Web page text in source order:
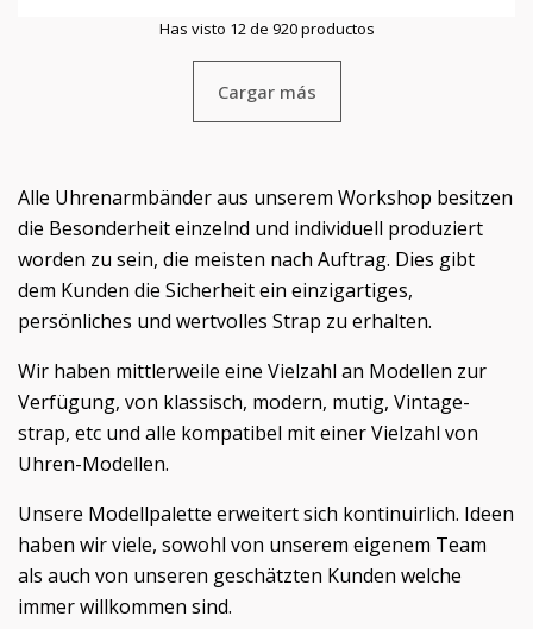
Has visto 12 de 920 productos
Cargar más
Alle Uhrenarmbänder aus unserem Workshop besitzen
die Besonderheit einzelnd und individuell produziert
worden zu sein, die meisten nach Auftrag. Dies gibt
dem Kunden die Sicherheit ein einzigartiges,
persönliches und wertvolles Strap zu erhalten.
Wir haben mittlerweile eine Vielzahl an Modellen zur
Verfügung, von klassisch, modern, mutig, Vintage-
strap, etc und alle kompatibel mit einer Vielzahl von
Uhren-Modellen.
Unsere Modellpalette erweitert sich kontinuirlich. Ideen
haben wir viele, sowohl von unserem eigenem Team
als auch von unseren geschätzten Kunden welche
immer willkommen sind.